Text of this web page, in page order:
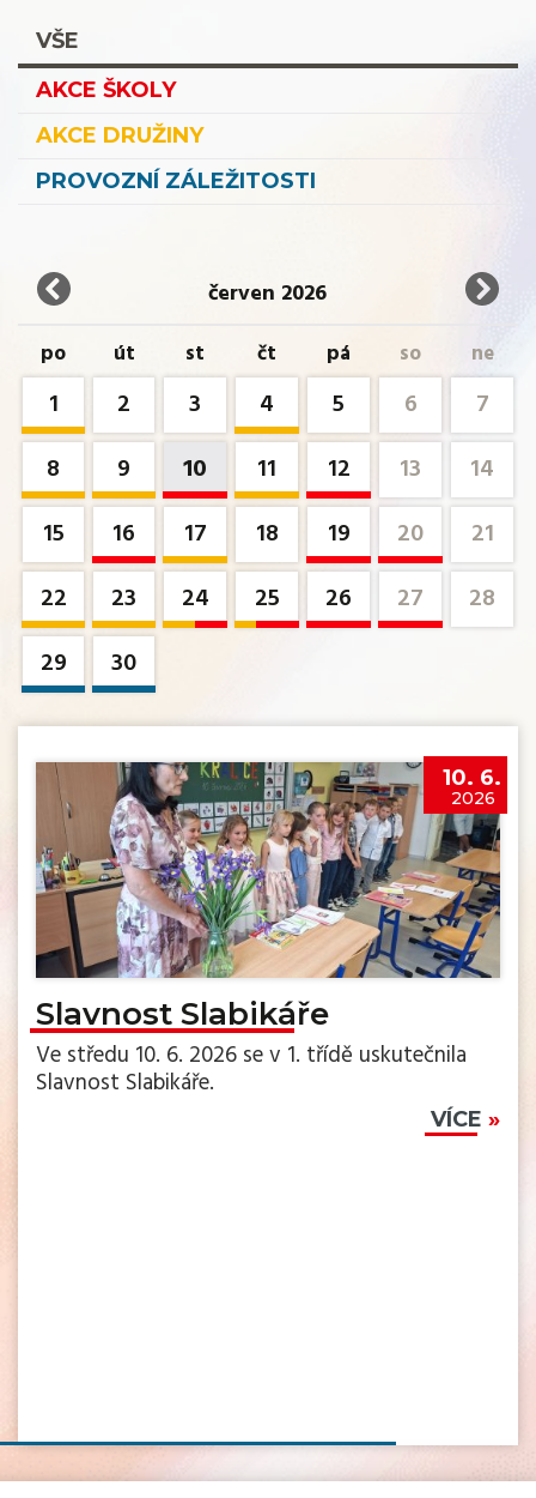
VŠE
AKCE ŠKOLY
AKCE DRUŽINY
PROVOZNÍ ZÁLEŽITOSTI
červen 2026
po út st čt pá so ne
1 2 3 4 5 6
7
8
9 10 11 12 13
14
15
16 17 18 19 20
21
22
23 24 25 26 27
28
29
30
10. 6.
2026
Slavnost Slabikáře
Ve středu 10. 6. 2026 se v 1. třídě uskutečnila
Slavnost Slabikáře.
VÍCE